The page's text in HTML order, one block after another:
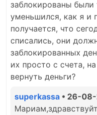
заблокированы были
уменьшился, как я и
получается, что
списались, они
заблокированных
их просто с счета,
вернуть деньги?
superkassa • 26-08-